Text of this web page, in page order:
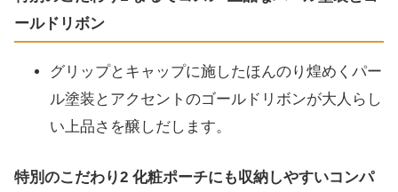
ールドリボン
グリップとキャップに施したほんのり煌めくパー
ル塗装とアクセントのゴールドリボンが大人らし
い上品さを醸しだします。
特別のこだわり2 化粧ポーチにも収納しやすいコンパ